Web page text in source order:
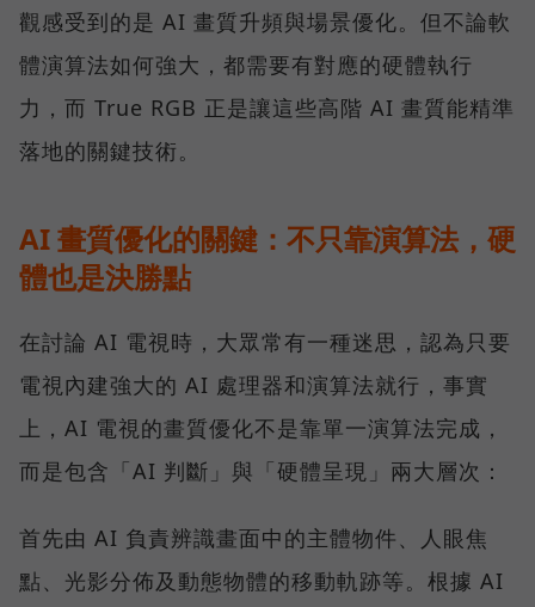
觀感受到的是 AI 畫質升頻與場景優化。但不論軟
體演算法如何強大，都需要有對應的硬體執行
力，而 True RGB 正是讓這些高階 AI 畫質能精準
落地的關鍵技術。
AI 畫質優化的關鍵：不只靠演算法，硬
體也是決勝點
在討論 AI 電視時，大眾常有一種迷思，認為只要
電視內建強大的 AI 處理器和演算法就行，事實
上，AI 電視的畫質優化不是靠單一演算法完成，
而是包含「AI 判斷」與「硬體呈現」兩大層次：
首先由 AI 負責辨識畫面中的主體物件、人眼焦
點、光影分佈及動態物體的移動軌跡等。根據 AI